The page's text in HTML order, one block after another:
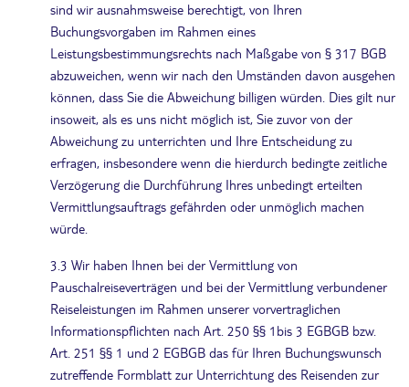
sind wir ausnahmsweise berechtigt, von Ihren
Buchungsvorgaben im Rahmen eines
Leistungsbestimmungsrechts nach Maßgabe von § 317 BGB
abzuweichen, wenn wir nach den Umständen davon ausgehen
können, dass Sie die Abweichung billigen würden. Dies gilt nur
insoweit, als es uns nicht möglich ist, Sie zuvor von der
Abweichung zu unterrichten und Ihre Entscheidung zu
erfragen, insbesondere wenn die hierdurch bedingte zeitliche
Verzögerung die Durchführung Ihres unbedingt erteilten
Vermittlungsauftrags gefährden oder unmöglich machen
würde.
3.3 Wir haben Ihnen bei der Vermittlung von
Pauschalreiseverträgen und bei der Vermittlung verbundener
Reiseleistungen im Rahmen unserer vorvertraglichen
Informationspflichten nach Art. 250 §§ 1bis 3 EGBGB bzw.
Art. 251 §§ 1 und 2 EGBGB das für Ihren Buchungswunsch
zutreffende Formblatt zur Unterrichtung des Reisenden zur